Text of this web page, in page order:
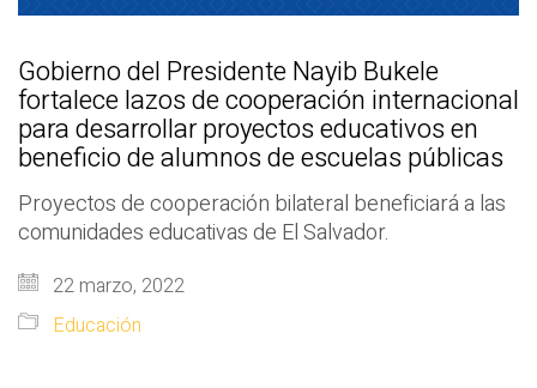
Gobierno del Presidente Nayib Bukele
fortalece lazos de cooperación internacional
para desarrollar proyectos educativos en
beneficio de alumnos de escuelas públicas
Proyectos de cooperación bilateral beneficiará a las
comunidades educativas de El Salvador.
22 marzo, 2022
Educación